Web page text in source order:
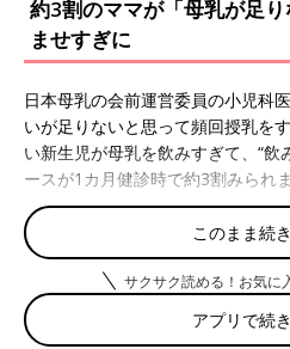
約3割のママが「母乳が足
ませすぎに
日本母乳の会前運営委員の小児科
いが足りないと思って頻回授乳を
い新生児が母乳を飲みすぎて、“飲
ースが1カ月健診時で約3割みられ
以前はミルク授乳の赤ちゃんによ
が、最近では母乳育児の赤ちゃん
「おっぱいが足りないのでは？」
追加してしまうことなどから、飲
いんしょうこうぐん）」を起こして
このまま続
サクサク読める！お気に
アプリで続